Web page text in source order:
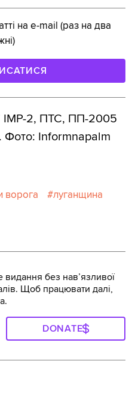
на e-mail (раз на два
ІМР-2, ПТС, ПП-2005
Фото: Informnapalm
ворога
луганщина
без навʼязливої
Щоб працювати далі,
DONATE